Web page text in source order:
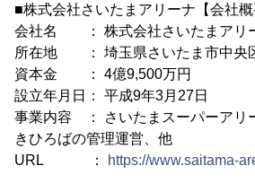
■株式会社さいたまアリーナ【会社概
会社名 ： 株式会社さいたまアリ
所在地 ： 埼玉県さいたま市中央
資本金 ： 4億9,500万円
設立年月日： 平成9年3月27日
事業内容 ： さいたまスーパーアリ
きひろばの管理運営、他
URL ：
https://www.saitama-